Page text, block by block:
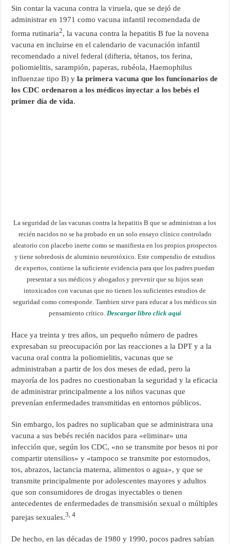
Sin contar la vacuna contra la viruela, que se dejó de
administrar en 1971 como vacuna infantil recomendada de
forma rutinaria2, la vacuna contra la hepatitis B fue la novena
vacuna en incluirse en el calendario de vacunación infantil
recomendado a nivel federal (difteria, tétanos, tos ferina,
poliomielitis, sarampión, paperas, rubéola, Haemophilus
influenzae tipo B) yla primera vacuna que los funcionarios de
los CDC ordenaron a los médicos inyectar a los bebés el
primer día de vida.
La seguridad de las vacunas contra la hepatitis B que se administran a los
recién nacidos no se ha probado en un solo ensayo clínico controlado
aleatorio con placebo inerte como se manifiesta en los propios prospectos
y tiene sobredosis de aluminio neurotóxico. Este compendio de estudios
de expertos, contiene la suficiente evidencia para que los padres puedan
presentar a sus médicos y abogados y prevenir que su hijos sean
intoxicados con vacunas que no tienen los suficientes estudios de
seguridad como corresponde. Tambien sirve para educar a los médicos sin
pensamiento crítico. Descargar libro click aqui
Hace ya treinta y tres años, un pequeño número de padres
expresaban su preocupación por las reacciones a la DPT y a la
vacuna oral contra la poliomielitis, vacunas que se
administraban a partir de los dos meses de edad, pero la
mayoría de los padres no cuestionaban la seguridad y la eficacia
de administrar principalmente a los niños vacunas que
prevenían enfermedades transmitidas en entornos públicos.
Sin embargo, los padres no suplicaban que se administrara una
vacuna a sus bebés recién nacidos para «eliminar» una
infección que, según los CDC, «no se transmite por besos ni por
compartir utensilios» y «tampoco se transmite por estornudos,
tos, abrazos, lactancia materna, alimentos o agua», y que se
transmite principalmente por adolescentes mayores y adultos
que son consumidores de drogas inyectables o tienen
antecedentes de enfermedades de transmisión sexual o múltiples
parejas sexuales.3, 4
De hecho, en las décadas de 1980 y 1990, pocos padres sabían